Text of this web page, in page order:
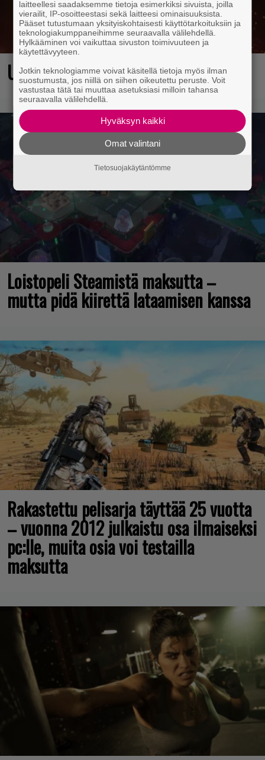
Ubisoftin hittipeli saapui Steamiin
Loistopeli Steamistä maksutta –
mutta pidä kiirettä lataamisen kanssa
Rakastettu pelisarja täyttää 25 vuotta
– vuonna 2012 julkaistu osa ilmaiseksi
pc:lle, muita osia voi testailla
maksutta
laitteellesi saadaksemme tietoja esimerkiksi sivuista, joilla
vierailit, IP-osoitteestasi sekä laitteesi ominaisuuksista.
Pääset tutustumaan yksityiskohtaisesti käyttötarkoituksiin ja
teknologiakumppaneihimme seuraavalla välilehdellä.
Hylkääminen voi vaikuttaa sivuston toimivuuteen ja
käytettävyyteen.
Jotkin teknologiamme voivat käsitellä tietoja myös ilman
suostumusta, jos niillä on siihen oikeutettu peruste. Voit
vastustaa tätä tai muuttaa asetuksiasi milloin tahansa
seuraavalla välilehdellä.
Hyväksyn kaikki
Omat valintani
Tietosuojakäytäntömme